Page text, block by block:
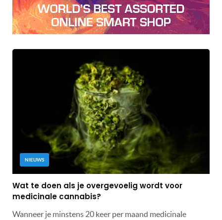
NIEUWS
Wat te doen als je overgevoelig wordt voor
medicinale cannabis?
Wanneer je minstens 20 keer per maand medicinale